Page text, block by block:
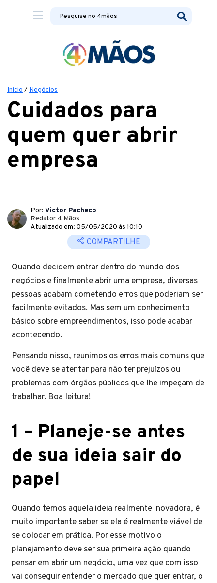
Início / Negócios
Cuidados para
quem quer abrir
empresa
Por: Victor Pacheco
Redator 4 Mãos
Atualizado em: 05/05/2020 ás 10:10
COMPARTILHE
Quando decidem entrar dentro do mundo dos
negócios e finalmente abrir uma empresa, diversas
pessoas acabam cometendo erros que poderiam ser
facilmente evitados. Mas sem um conhecimento
básico sobre empreendimentos, isso pode acabar
acontecendo.
Pensando nisso, reunimos os erros mais comuns que
você deve se atentar para não ter prejuízos ou
problemas com órgãos públicos que lhe impeçam de
trabalhar. Boa leitura!
1 – Planeje-se antes
de sua ideia sair do
papel
Quando temos aquela ideia realmente inovadora, é
muito importante saber se ela é realmente viável de
se colocar em prática. Por esse motivo o
planejamento deve ser sua primeira ação quando
pensar em abrir um negócio, uma vez que com isso
vai conseguir entender o mercado que quer entrar, o